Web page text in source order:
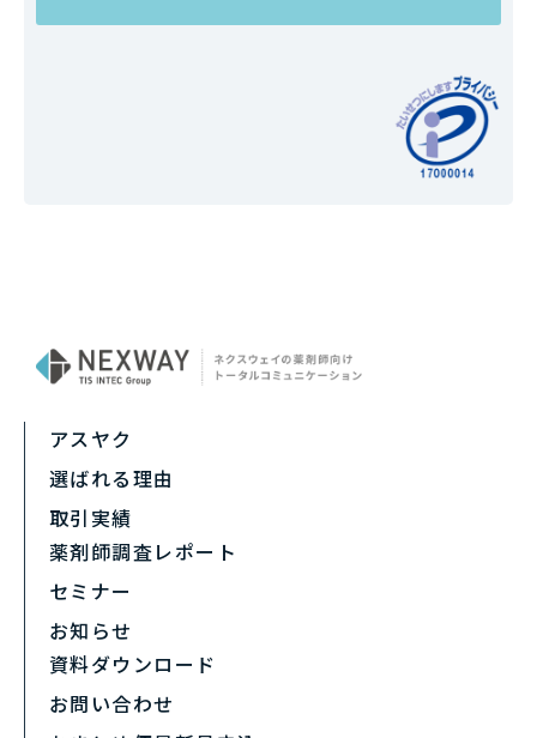
アスヤク
選ばれる理由
取引実績
薬剤師調査レポート
セミナー
お知らせ
資料ダウンロード
お問い合わせ